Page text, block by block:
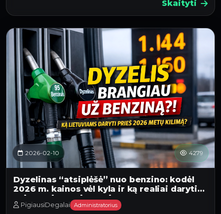
Skaityti
2026-02-10 4279
Dyzelinas “atsiplėšė” nuo benzino: kodėl
2026 m. kainos vėl kyla ir ką realiai daryti
vairuotojams Lietuvoje
PigiausiDegalai Administratorius